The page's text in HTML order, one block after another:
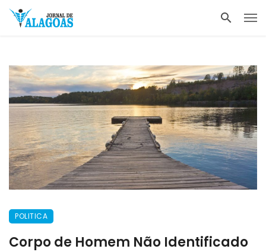
POLITICA
Corpo de Homem Não Identificado